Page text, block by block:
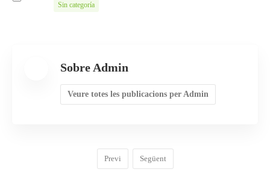
Sin categoría
Sobre Admin
Veure totes les publicacions per Admin
Previ Següent